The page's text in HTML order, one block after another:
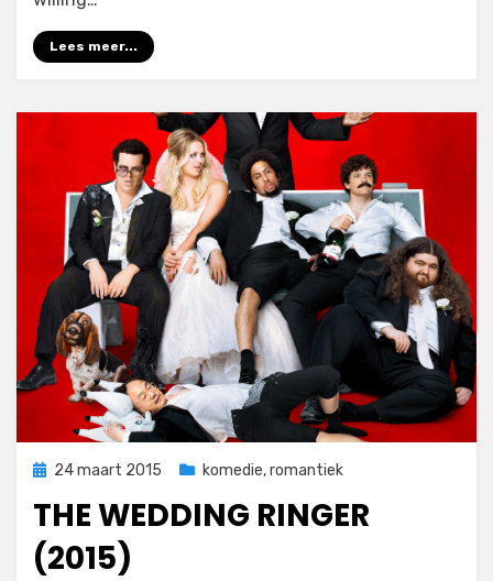
Lees meer...
Geplaatst
24 maart 2015 komedie,romantiek
THE WEDDING RINGER
(2015)